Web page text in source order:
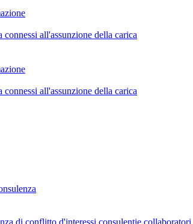
all'assunzione della carica
all'assunzione della carica
di conflitto d'interessi consulentie collaboratori